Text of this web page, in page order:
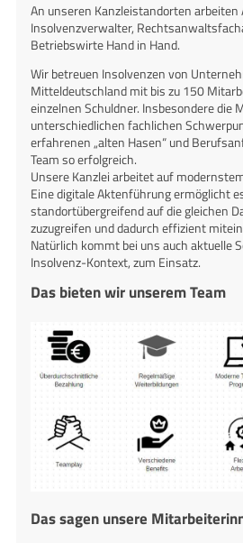
An unseren Kanzleistandorten arbeiten
Insolvenzverwalter,
Betriebswirte Hand in Hand.
Wir betreuen Insolvenzen von
Mitteldeutschland mit bis zu 150
einzelnen Schuldner. Insbesondere die
unterschiedlichen fachlichen
erfahrenen „alten Hasen“ und
Team so erfolgreich.
Unsere Kanzlei arbeitet auf
Eine digitale Aktenführung ermöglicht
standortübergreifend auf die gleichen
zuzugreifen und dadurch effizient
Natürlich kommt bei uns auch aktuelle
Insolvenz-Kontext, zum Einsatz.
Das bieten wir unserem Team
Das sagen unsere